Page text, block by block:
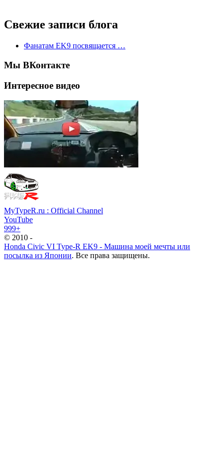
Свежие записи блога
Фанатам EK9 посвящается …
Мы ВКонтакте
Интересное видео
MyTypeR.ru : Official Channel
YouTube
999+
© 2010 -
Honda Civic VI Type-R EK9 - Машина моей мечты или
посылка из Японии. Все права защищены.